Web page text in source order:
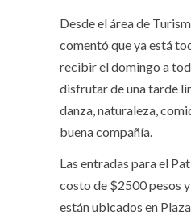
Desde el área de
comentó que ya está
recibir el domingo a
disfrutar de una tarde
danza, naturaleza,
buena compañía.
Las entradas para el
costo de $2500 pesos
están ubicados en